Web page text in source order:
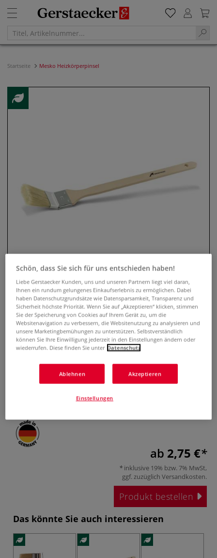
Startseite Mesko Heizkörperpinsel
Mesko Heizkörperpinsel
0 Bewertungen
Der speziell gebogene Flachpinsel eignet sich perfekt für
sämtliche Streicharbeiten an schwer erreichbaren Stellen.
Für optimalen Einsatz auf allen Oberflächen wie z.B. Holz,
Metall und Kunststoff.
Mehr
ab 2,75 €
inklusive 19% bzw. 7% MwSt,
ggf. zuzüglich Versandkosten.
Produkt bestellen
Das könnte Sie auch interessieren
Schön, dass Sie sich für uns entschieden haben!
Liebe Gerstaecker Kunden, uns und unseren Partnern liegt viel daran,
Ihnen ein rundum gelungenes Einkaufserlebnis zu ermöglichen. Dabei
haben Datenschutzgrundsätze wie Datensparsamkeit, Transparenz und
Sicherheit höchste Priorität. Wenn Sie auf „Akzeptieren“ klicken, stimmen
Sie der Speicherung von Cookies auf Ihrem Gerät zu, um die
Websitenavigation zu verbessern, die Websitenutzung zu analysieren und
unsere Marketingbemühungen zu unterstützen. Selbstverständlich
können Sie Ihre Einwilligung jederzeit in den Einstellungen ändern oder
wiederrufen. Diese finden Sie unter Datenschutz
Ablehnen Akzeptieren
Einstellungen